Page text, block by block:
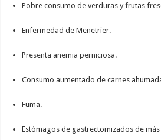
Pobre consumo de verduras y frutas
Enfermedad de Menetrier.
Presenta anemia perniciosa.
Consumo aumentado de carnes
Fuma.
Estómagos de gastrectomizados de